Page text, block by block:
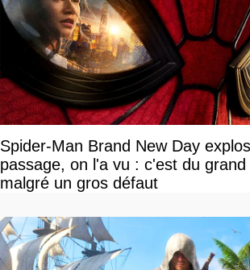
Spider-Man Brand New Day
passage, on l'a vu : c'est du
malgré un gros défaut